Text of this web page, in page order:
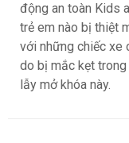
động an toàn Kids
trẻ em nào bị thiệt
với những chiếc xe
do bị mắc kẹt trong
lẫy mở khóa này.